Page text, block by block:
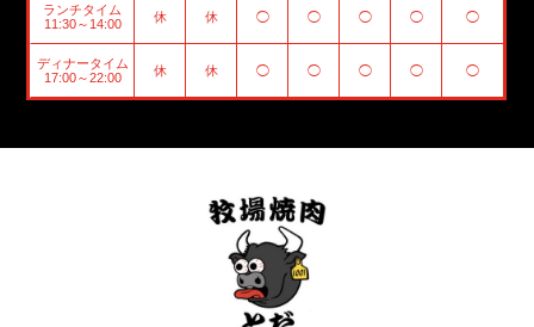
ランチタイム
11:30～14:00
休 休 ◯ ◯ ◯ ◯ ◯
ディナータイム
17:00～22:00
休 休 ◯ ◯ ◯ ◯ ◯